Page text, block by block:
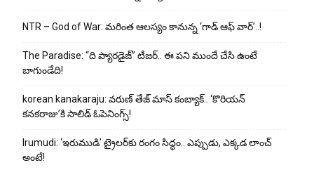
NTR – God of War: మరింత ఆలస్యం కానున్న ‘గాడ్ ఆఫ్ వార్’..!
The Paradise: “ది ప్యారడైజ్” టీజర్.. ఈ పని ముందే చేసి ఉంటే
బాగుండేది!
korean kanakaraju: వరుణ్ తేజ్ మాస్ కంబ్యాక్.. ‘కొరియన్
కనకరాజు’కి సాలిడ్ ఓపెనింగ్స్!
Irumudi: ‘ఇరుముడి’ ట్రైలర్‌కు రంగం సిద్ధం.. ఎప్పుడు, ఎక్కడ లాంచ్
అంటే!